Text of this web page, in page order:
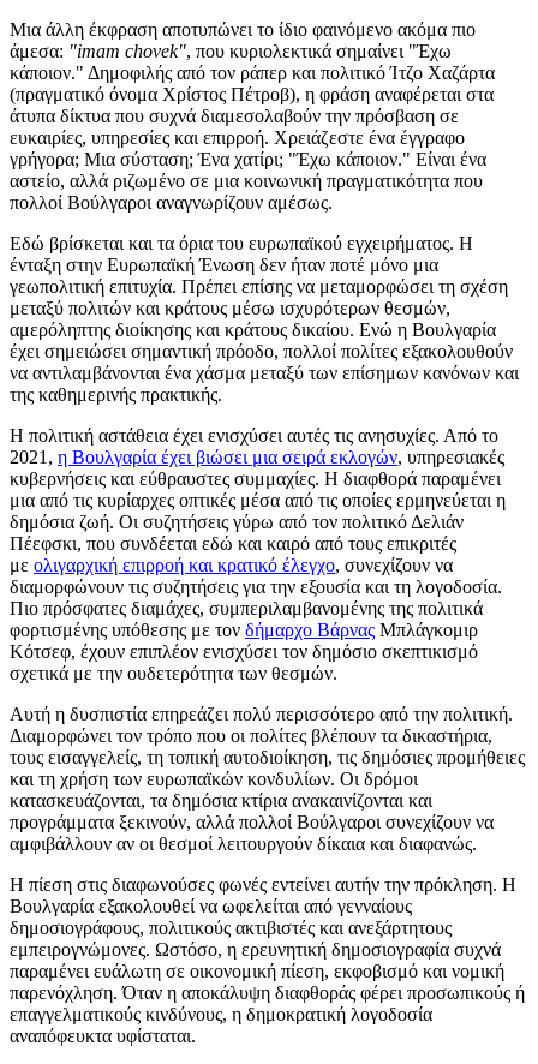
Μια άλλη έκφραση αποτυπώνει το ίδιο φαινόμενο ακόμα πιο
άμεσα: "imam chovek", που κυριολεκτικά σημαίνει "Έχω
κάποιον." Δημοφιλής από τον ράπερ και πολιτικό Ίτζο Χαζάρτα
(πραγματικό όνομα Χρίστος Πέτροβ), η φράση αναφέρεται στα
άτυπα δίκτυα που συχνά διαμεσολαβούν την πρόσβαση σε
ευκαιρίες, υπηρεσίες και επιρροή. Χρειάζεστε ένα έγγραφο
γρήγορα; Μια σύσταση; Ένα χατίρι; "Έχω κάποιον." Είναι ένα
αστείο, αλλά ριζωμένο σε μια κοινωνική πραγματικότητα που
πολλοί Βούλγαροι αναγνωρίζουν αμέσως.
Εδώ βρίσκεται και τα όρια του ευρωπαϊκού εγχειρήματος. Η
ένταξη στην Ευρωπαϊκή Ένωση δεν ήταν ποτέ μόνο μια
γεωπολιτική επιτυχία. Πρέπει επίσης να μεταμορφώσει τη σχέση
μεταξύ πολιτών και κράτους μέσω ισχυρότερων θεσμών,
αμερόληπτης διοίκησης και κράτους δικαίου. Ενώ η Βουλγαρία
έχει σημειώσει σημαντική πρόοδο, πολλοί πολίτες εξακολουθούν
να αντιλαμβάνονται ένα χάσμα μεταξύ των επίσημων κανόνων και
της καθημερινής πρακτικής.
Η πολιτική αστάθεια έχει ενισχύσει αυτές τις ανησυχίες. Από το
2021, η Βουλγαρία έχει βιώσει μια σειρά εκλογών, υπηρεσιακές
κυβερνήσεις και εύθραυστες συμμαχίες. Η διαφθορά παραμένει
μια από τις κυρίαρχες οπτικές μέσα από τις οποίες ερμηνεύεται η
δημόσια ζωή. Οι συζητήσεις γύρω από τον πολιτικό Δελιάν
Πέεφσκι, που συνδέεται εδώ και καιρό από τους επικριτές
με ολιγαρχική επιρροή και κρατικό έλεγχο, συνεχίζουν να
διαμορφώνουν τις συζητήσεις για την εξουσία και τη λογοδοσία.
Πιο πρόσφατες διαμάχες, συμπεριλαμβανομένης της πολιτικά
φορτισμένης υπόθεσης με τον δήμαρχο Βάρνας Μπλάγκομιρ
Κότσεφ, έχουν επιπλέον ενισχύσει τον δημόσιο σκεπτικισμό
σχετικά με την ουδετερότητα των θεσμών.
Αυτή η δυσπιστία επηρεάζει πολύ περισσότερο από την πολιτική.
Διαμορφώνει τον τρόπο που οι πολίτες βλέπουν τα δικαστήρια,
τους εισαγγελείς, τη τοπική αυτοδιοίκηση, τις δημόσιες προμήθειες
και τη χρήση των ευρωπαϊκών κονδυλίων. Οι δρόμοι
κατασκευάζονται, τα δημόσια κτίρια ανακαινίζονται και
προγράμματα ξεκινούν, αλλά πολλοί Βούλγαροι συνεχίζουν να
αμφιβάλλουν αν οι θεσμοί λειτουργούν δίκαια και διαφανώς.
Η πίεση στις διαφωνούσες φωνές εντείνει αυτήν την πρόκληση. Η
Βουλγαρία εξακολουθεί να ωφελείται από γενναίους
δημοσιογράφους, πολιτικούς ακτιβιστές και ανεξάρτητους
εμπειρογνώμονες. Ωστόσο, η ερευνητική δημοσιογραφία συχνά
παραμένει ευάλωτη σε οικονομική πίεση, εκφοβισμό και νομική
παρενόχληση. Όταν η αποκάλυψη διαφθοράς φέρει προσωπικούς ή
επαγγελματικούς κινδύνους, η δημοκρατική λογοδοσία
αναπόφευκτα υφίσταται.